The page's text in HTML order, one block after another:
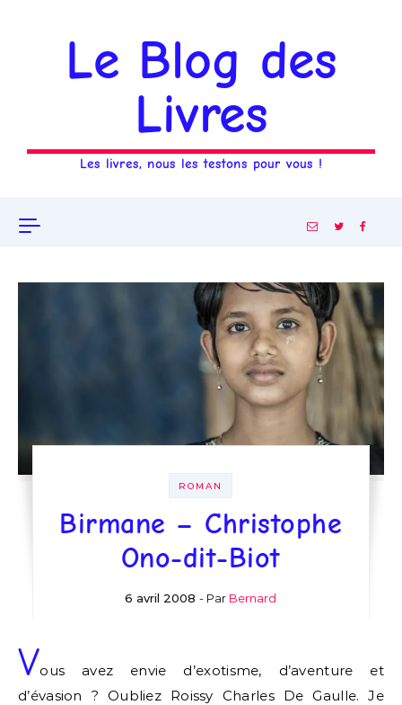
Le Blog des
Livres
Les livres, nous les testons pour vous !
ROMAN
Birmane – Christophe
Ono-dit-Biot
6 avril 2008 - Par Bernard
Vous avez envie d’exotisme, d’aventure et
d’évasion ? Oubliez Roissy Charles De Gaulle. Je